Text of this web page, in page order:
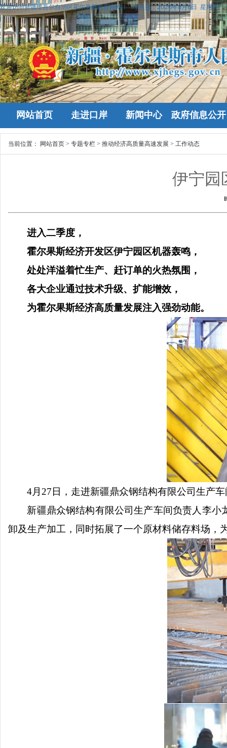
欢迎访问新疆维吾尔自治区霍尔果斯政府网站！ 今天是：2026年8月6日 星期四
网站首页 走进口岸 新闻中心 政府信息公开
当前位置： 网站首页 > 专题专栏 > 推动经济高质量高速发展 > 工作动态
伊宁园
进入二季度，
霍尔果斯经济开发区伊宁园区机器轰鸣，
处处洋溢着忙生产、赶订单的火热氛围，
各大企业通过技术升级、扩能增效，
为霍尔果斯经济高质量发展注入强劲动能。
4月27日，走进新疆鼎众钢结构有限公司生产
新疆鼎众钢结构有限公司生产车间负责人李小
卸及生产加工，同时拓展了一个原材料储存料场，